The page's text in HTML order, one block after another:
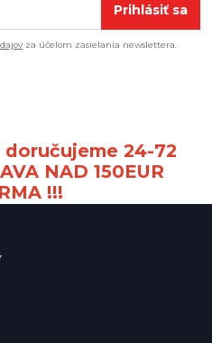
Prihlásiť sa
za účelom zasielania newslettera.
doručujeme 24-72
NAD 150EUR
!!!